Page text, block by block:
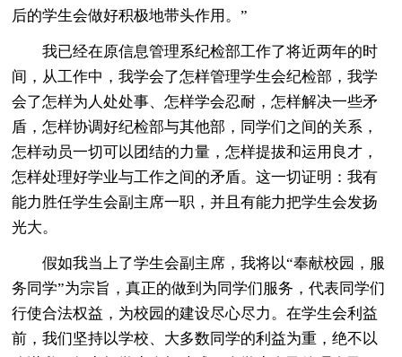
后的学生会做好积极地带头作用。”
我已经在原信息管理系纪检部工作了将近两年的时
间，从工作中，我学会了怎样管理学生会纪检部，我学
会了怎样为人处处事、怎样学会忍耐，怎样解决一些矛
盾，怎样协调好纪检部与其他部，同学们之间的关系，
怎样动员一切可以团结的力量，怎样提拔和运用良才，
怎样处理好学业与工作之间的矛盾。这一切证明：我有
能力胜任学生会副主席一职，并且有能力把学生会发扬
光大。
假如我当上了学生会副主席，我将以“奉献校园，服
务同学”为宗旨，真正的做到为同学们服务，代表同学们
行使合法权益，为校园的建设尽心尽力。在学生会利益
前，我们坚持以学校、大多数同学的利益为重，绝不以